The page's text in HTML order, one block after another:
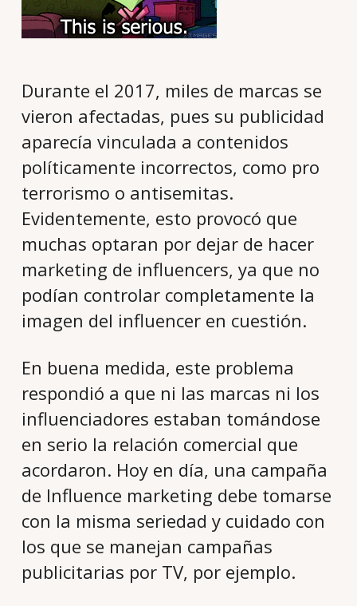
Durante el 2017, miles de marcas se
vieron afectadas, pues su publicidad
aparecía vinculada a contenidos
políticamente incorrectos, como pro
terrorismo o antisemitas.
Evidentemente, esto provocó que
muchas optaran por dejar de hacer
marketing de influencers, ya que no
podían controlar completamente la
imagen del influencer en cuestión.
En buena medida, este problema
respondió a que ni las marcas ni los
influenciadores estaban tomándose
en serio la relación comercial que
acordaron. Hoy en día, una campaña
de Influence marketing debe tomarse
con la misma seriedad y cuidado con
los que se manejan campañas
publicitarias por TV, por ejemplo.